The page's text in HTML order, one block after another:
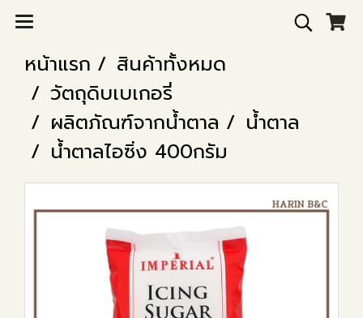
หน้าแรก
สินค้าทั้งหมด
วัตถุดิบเบเกอรี่
ผลิตภัณฑ์จากน้ำตาล
น้ำตาล
น้ำตาลไอซิ่ง 400กรัม